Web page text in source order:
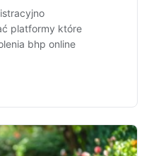
platformy które
bhp online